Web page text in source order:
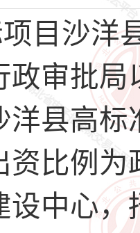
目沙洋
政审批局
洋县高
资比例为
设中心